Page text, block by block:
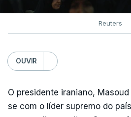
Reuters
OUVIR
O presidente iraniano,
se com o líder supremo do